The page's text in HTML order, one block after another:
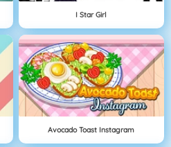
I Star Girl
Avocado Toast Instagram